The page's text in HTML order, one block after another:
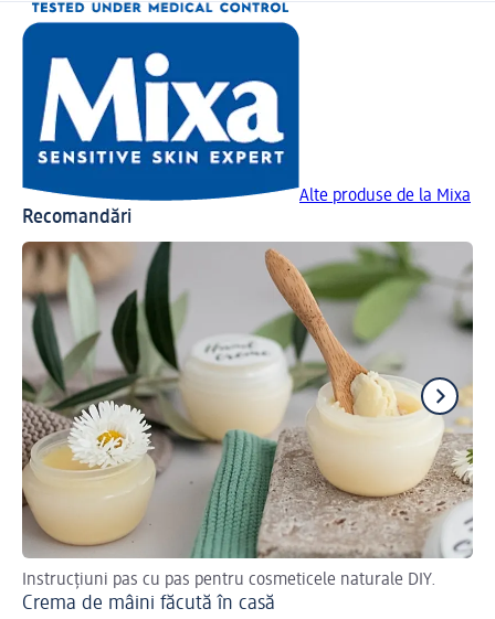
Alte produse de la Mixa
Recomandări
Instrucțiuni pas cu pas pentru cosmeticele naturale DIY.
Crema de mâini făcută în casă